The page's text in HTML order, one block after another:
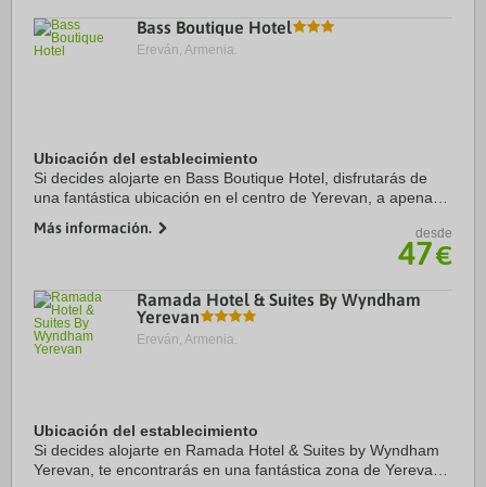
Bass Boutique Hotel
Ereván, Armenia.
Ubicación del establecimiento
Si decides alojarte en Bass Boutique Hotel, disfrutarás de
una fantástica ubicación en el centro de Yerevan, a apenas
Park Yerevan. Además, este ...
Más información. desde
47€
Ramada Hotel & Suites By Wyndham
Yerevan
Ereván, Armenia.
Ubicación del establecimiento
Si decides alojarte en Ramada Hotel & Suites by Wyndham
Yerevan, te encontrarás en una fantástica zona de Yerevan